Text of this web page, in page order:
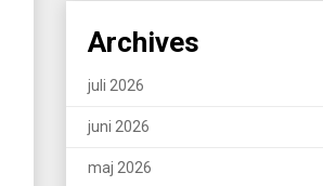
Archives
juli 2026
juni 2026
maj 2026